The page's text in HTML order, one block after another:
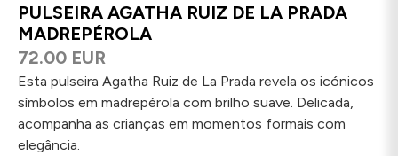
PULSEIRA AGATHA RUIZ DE LA PRADA
MADREPÉROLA
72.00 EUR
Esta pulseira Agatha Ruiz de La Prada revela os icónicos
símbolos em madrepérola com brilho suave. Delicada,
acompanha as crianças em momentos formais com
elegância.